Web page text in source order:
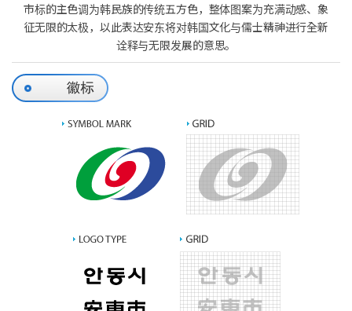
市标的主色调为韩民族的传统五方色，整体图案为充满动感、象
征无限的太极，以此表达安东将对韩国文化与儒士精神进行全新
诠释与无限发展的意思。